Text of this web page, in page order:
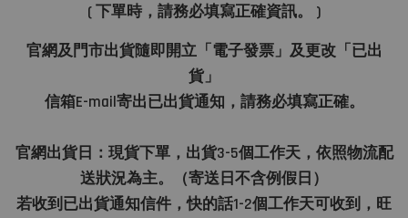
( 下單時，請務必填寫正確資訊。 )
官網及門市出貨隨即開立「電子發票」及更改「已出
貨」
信箱E-mail寄出已出貨通知，請務必填寫正確。
官網出貨日：現貨下單，出貨3-5個工作天，依照物流配
送狀況為主。（寄送日不含例假日）
若收到已出貨通知信件，快的話1-2個工作天可收到，旺